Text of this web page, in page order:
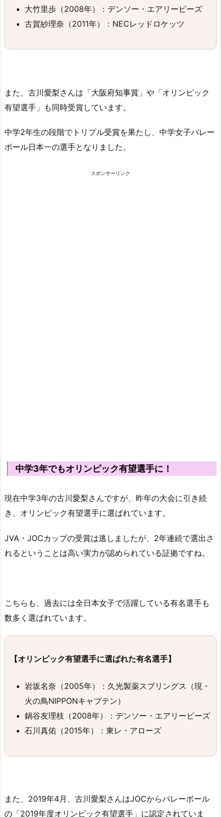
大竹里歩（2008年）：デンソー・エアリービーズ
古賀紗理奈（2011年）：NECレッドロケッツ
また、古川愛梨さんは「大阪府知事賞」や「オリンピック
有望選手」も同時受賞しています。
中学2年生の段階でトリプル受賞を果たし、中学女子バレー
ボール日本一の選手となりました。
スポンサーリンク
中学3年でもオリンピック有望選手に！
現在中学3年の古川愛梨さんですが、昨年の大会に引き続
き、オリンピック有望選手に選ばれています。
JVA・JOCカップの受賞は逃しましたが、2年連続で選出さ
れるということは高い実力が認められている証拠ですね。
こちらも、過去には全日本女子で活躍している有名選手も
数多く選ばれています。
【オリンピック有望選手に選ばれた有名選手】
岩坂名奈（2005年）：久光製薬スプリングス（現・
火の鳥NIPPONキャプテン）
鍋谷友理枝（2008年）：デンソー・エアリービーズ
石川真佑（2015年）：東レ・アローズ
また、2019年4月、古川愛梨さんはJOCからバレーボール
の「2019年度オリンピック有望選手」に認定されていま